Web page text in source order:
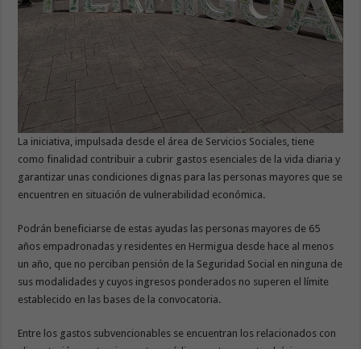
La iniciativa, impulsada desde el área de Servicios Sociales, tiene
como finalidad contribuir a cubrir gastos esenciales de la vida diaria y
garantizar unas condiciones dignas para las personas mayores que se
encuentren en situación de vulnerabilidad económica.
Podrán beneficiarse de estas ayudas las personas mayores de 65
años empadronadas y residentes en Hermigua desde hace al menos
un año, que no perciban pensión de la Seguridad Social en ninguna de
sus modalidades y cuyos ingresos ponderados no superen el límite
establecido en las bases de la convocatoria.
Entre los gastos subvencionables se encuentran los relacionados con